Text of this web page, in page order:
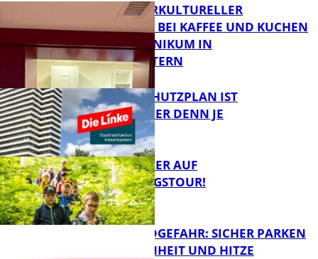
FB News
FB Gesundheit
NEUER INTERKULTURELLER
TREFFPUNKT BEI KAFFEE UND KUCHEN
IM PFALZKLINIKUM IN
KAISERSLAUTERN
FB News
EIN HITZESCHUTZPLAN IST
NOTWENDIGER DENN JE
MIT DEM JÄGER AUF
ENTDECKUNGSTOUR!
WALDBRANDGEFAHR: SICHER PARKEN
BEI TROCKENHEIT UND HITZE